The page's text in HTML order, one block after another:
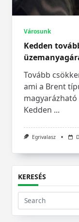
Városunk
Kedden
Tovább
ami a Brent
Kedden ...
Egrivalasz
KERESÉS
Search
for: